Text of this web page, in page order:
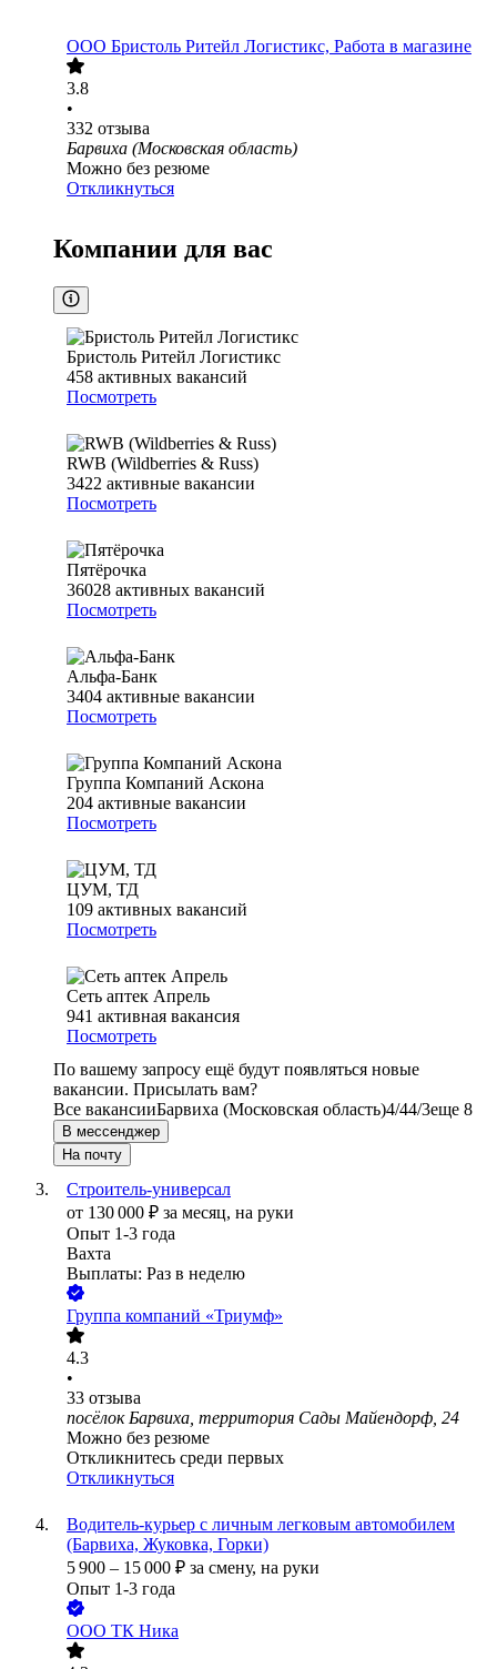
ООО Бристоль Ритейл Логистикс, Работа в магазине
3.8
•
332 отзыва
Барвиха (Московская область)
Можно без резюме
Откликнуться
Компании для вас
Бристоль Ритейл Логистикс
458 активных вакансий
Посмотреть
RWB (Wildberries & Russ)
3422 активные вакансии
Посмотреть
Пятёрочка
36028 активных вакансий
Посмотреть
Альфа-Банк
3404 активные вакансии
Посмотреть
Группа Компаний Аскона
204 активные вакансии
Посмотреть
ЦУМ, ТД
109 активных вакансий
Посмотреть
Сеть аптек Апрель
941 активная вакансия
Посмотреть
По вашему запросу ещё будут появляться новые
вакансии. Присылать вам?
Все вакансииБарвиха (Московская область)4/44/3еще 8
В мессенджер
На почту
Строитель-универсал
от 130 000 ₽ за месяц, на руки
Опыт 1-3 года
Вахта
Выплаты: Раз в неделю
Группа компаний «Триумф»
4.3
•
33 отзыва
посёлок Барвиха, территория Сады Майендорф, 24
Можно без резюме
Откликнитесь среди первых
Откликнуться
Водитель-курьер с личным легковым автомобилем
(Барвиха, Жуковка, Горки)
5 900 – 15 000 ₽ за смену, на руки
Опыт 1-3 года
ООО ТК Ника